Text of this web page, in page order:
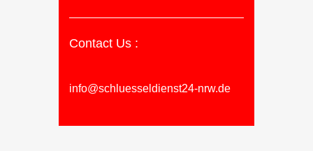
Contact Us :
info@schluesseldienst24-nrw.de